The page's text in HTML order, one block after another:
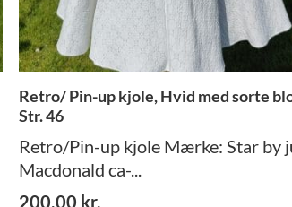
Retro/ Pin-up kjole, Hvid med sorte
Str. 46
Retro/Pin-up kjole Mærke: Star by
Macdonald ca-...
200,00 kr.